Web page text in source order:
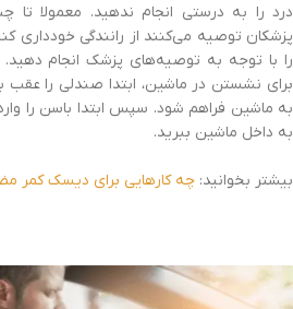
درد را به درستی انجام ندهید. معمولا
پزشکان توصیه می‌کنند از رانندگی خودداری
را با توجه به توصیه‌های پزشک انجام دهید.
برای نشستن در ماشین، ابتدا صندلی را عقب
به ماشین فراهم شود. سپس ابتدا باسن را
به داخل ماشین ببرید.
بیشتر بخوانید: چه کارهایی برای دیسک کمر